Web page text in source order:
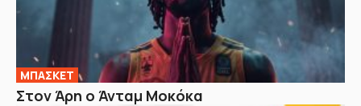
ΜΠΑΣΚΕΤ
Στον Άρη ο Άνταμ Μοκόκα